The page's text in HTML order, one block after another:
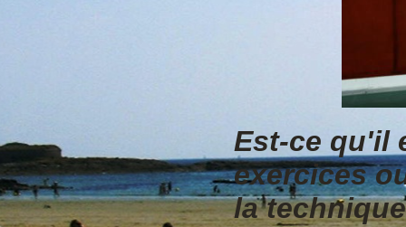
Est-ce qu'il
exercices
la